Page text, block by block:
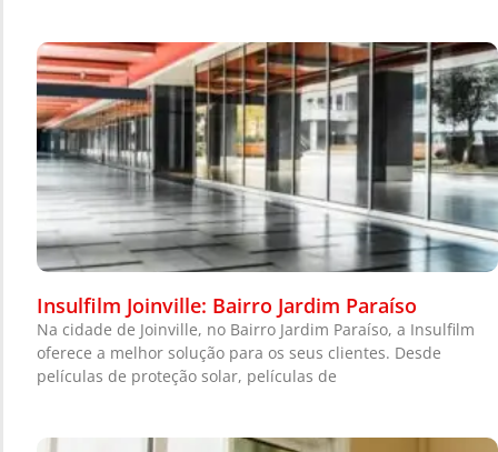
Insulfilm Joinville: Bairro Jardim Paraíso
Na cidade de Joinville, no Bairro Jardim Paraíso, a Insulfilm
oferece a melhor solução para os seus clientes. Desde
películas de proteção solar, películas de